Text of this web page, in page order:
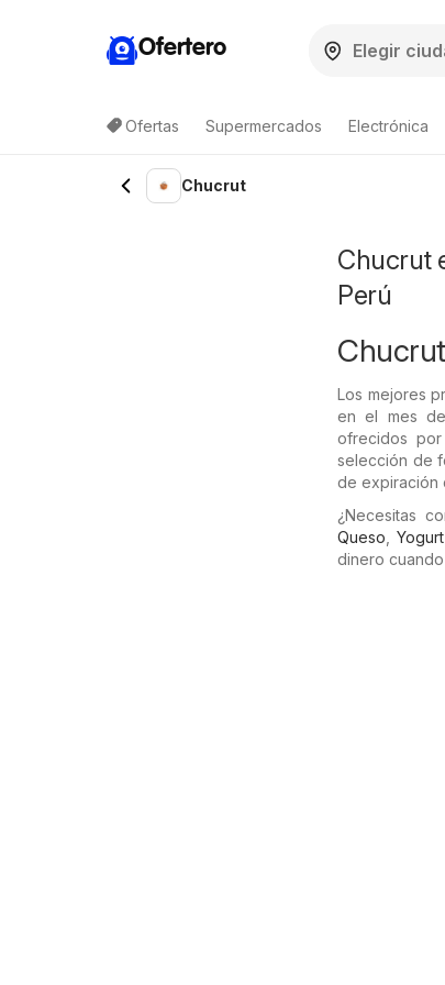
Ofertero
Ofertas Supermercados Electrónica
Chucrut
Chucrut
Perú
Los mejores
en el mes
ofrecidos por
selección de
de expiración
¿Necesitas
Queso
Yogurt
dinero